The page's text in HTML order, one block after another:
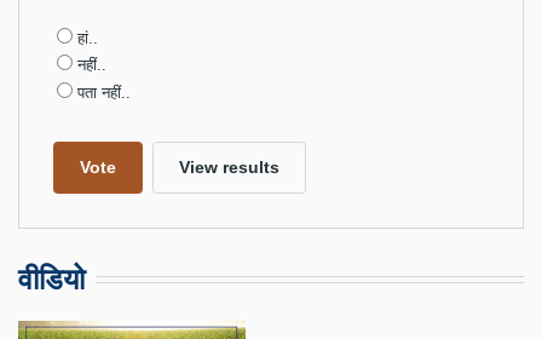
Choices
हां..
नहीं..
पता नहीं..
वीडियो